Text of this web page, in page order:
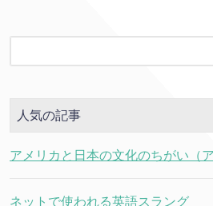
人気の記事
アメリカと日本の文化のちがい（
ネットで使われる英語スラング